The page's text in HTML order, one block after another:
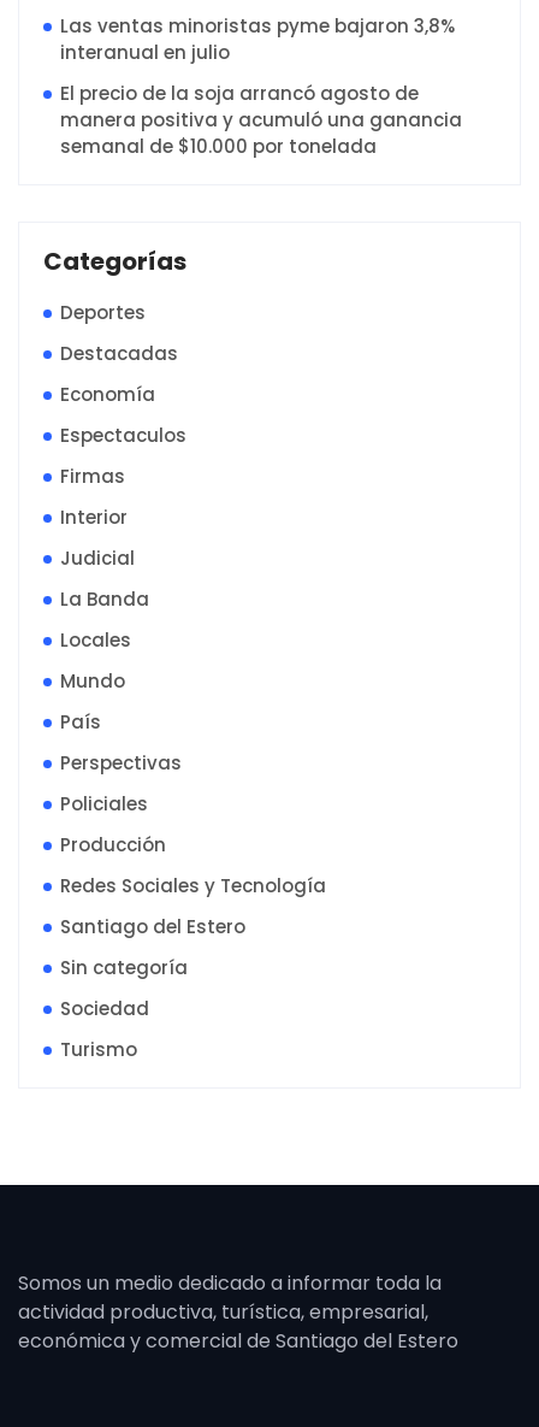
Las ventas minoristas pyme bajaron 3,8%
interanual en julio
El precio de la soja arrancó agosto de
manera positiva y acumuló una ganancia
semanal de $10.000 por tonelada
Categorías
Deportes
Destacadas
Economía
Espectaculos
Firmas
Interior
Judicial
La Banda
Locales
Mundo
País
Perspectivas
Policiales
Producción
Redes Sociales y Tecnología
Santiago del Estero
Sin categoría
Sociedad
Turismo
Somos un medio dedicado a informar toda la
actividad productiva, turística, empresarial,
económica y comercial de Santiago del Estero